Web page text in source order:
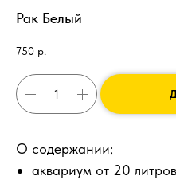
Рак Белый
750 р.
О содержании:
аквариум от 20 литров